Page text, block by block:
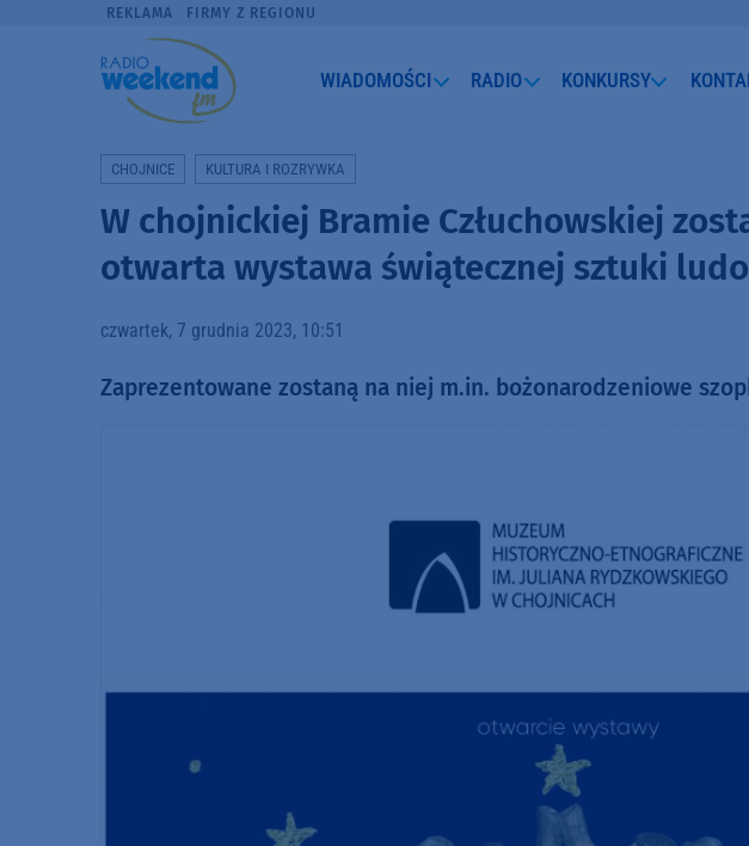
REKLAMA FIRMY Z REGIONU
WIADOMOŚCI RADIO KONKURSY
CHOJNICE KULTURA I ROZRYWKA
W chojnickiej Bramie Człuchowskiej
otwarta wystawa świątecznej sztuki
czwartek, 7 grudnia 2023, 10:51
Zaprezentowane zostaną na niej m.in. bożonarodzeniowe